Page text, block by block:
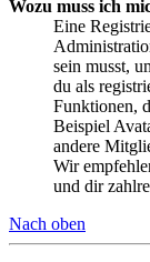
Wozu muss ich
Eine
sein musst,
du als
Funktionen,
Beispiel
andere
Wir
und dir
Nach oben